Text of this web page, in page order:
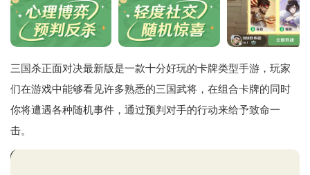
三国杀正面对决最新版是一款十分好玩的卡牌类型手游，玩家
们在游戏中能够看见许多熟悉的三国武将，在组合卡牌的同时
你将遭遇各种随机事件，通过预判对手的行动来给予致命一
击。